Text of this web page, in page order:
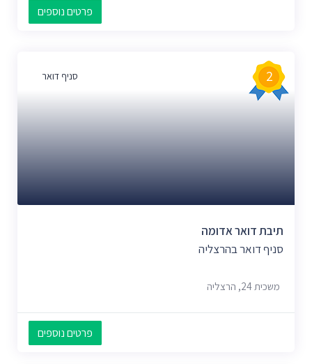
פרטים נוספים
סניף דואר 2
תיבת דואר אדומה
סניף דואר בהרצליה
משכית 24, הרצליה
פרטים נוספים